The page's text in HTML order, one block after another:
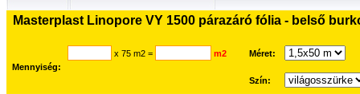
Masterplast Linopore VY 1500 párazáró fólia - belső
Mennyiség:
x 75 m2 = m2 Méret:
Szín: